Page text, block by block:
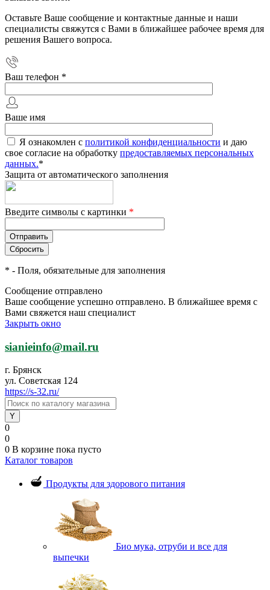
Оставьте Ваше сообщение и контактные данные и наши
специалисты свяжутся с Вами в ближайшее рабочее время для
решения Вашего вопроса.
Ваш телефон *
Ваше имя
Я ознакомлен с политикой конфиденциальности и даю
свое согласие на обработку предоставляемых персональных
данных.*
Защита от автоматического заполнения
Введите символы с картинки *
* - Поля, обязательные для заполнения
Сообщение отправлено
Ваше сообщение успешно отправлено. В ближайшее время с
Вами свяжется наш специалист
Закрыть окно
sianieinfo@mail.ru
г. Брянск
ул. Советская 124
https://s-32.ru/
0
0
0 В корзине пока пусто
Каталог товаров
Продукты для здорового питания
Био мука, отруби и все для
выпечки